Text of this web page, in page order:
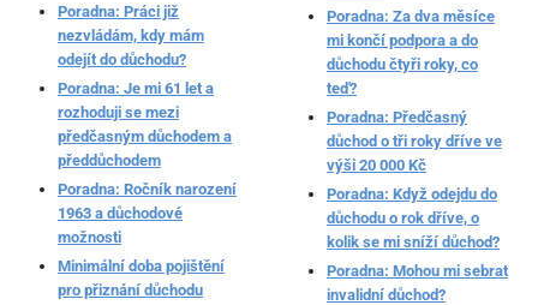
Poradna: Práci již
nezvládám, kdy mám
odejít do důchodu?
Poradna: Je mi 61 let a
rozhoduji se mezi
předčasným důchodem a
předdůchodem
Poradna: Ročník narození
1963 a důchodové
možnosti
Minimální doba pojištění
pro přiznání důchodu
Poradna: Za dva měsíce
mi končí podpora a do
důchodu čtyři roky, co
teď?
Poradna: Předčasný
důchod o tři roky dříve ve
výši 20 000 Kč
Poradna: Když odejdu do
důchodu o rok dříve, o
kolik se mi sníží důchod?
Poradna: Mohou mi sebrat
invalidní důchod?